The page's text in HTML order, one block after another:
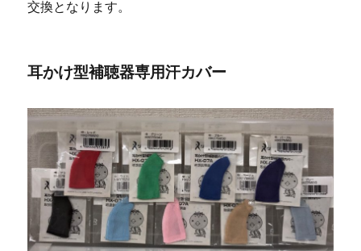
交換となります。
耳かけ型補聴器専用汗カバー